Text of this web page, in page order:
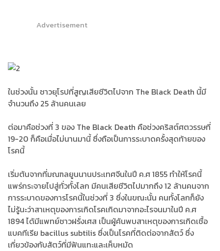
Advertisement
ในช่วงนั้น ชาวยุโรปที่สูญเสียชีวิตไปจาก The Black Death นี้มี
จำนวนถึง 25 ล้านคนเลย
ต่อมาคือช่วงที่ 3 ของ The Black Death คือช่วงคริสต์ศตวรรษที่
19-20 ก็คือเมื่อไม่นานมานี้ ซึ่งถือเป็นการระบาดครั้งสุดท้ายของ
โรคนี้
เริ่มต้นจากที่มณฑลยูนนานประเทศจีนในปี ค.ศ 1855 ทำให้โรคนี้
แพร่กระจายไปสู่ทั่วทั้งโลก มีคนเสียชีวิตไปมากถึง 12 ล้านคนจาก
การระบาดของการโรคนี้ในช่วงที่ 3 ซึ่งในขณะนั้น คนทั้งโลกก็ยัง
ไม่รู้นะว่าสาเหตุของการเกิดโรคเกิดมาจากอะไรจนมาในปี ค.ศ
1894 ได้มีแพทย์ชาวฝรั่งเศส เป็นผู้ค้นพบสาเหตุของการเกิดเชื้อ
แบคทีเรีย bacillus subtilis ซึ่งเป็นโรคที่ติดต่อจากสัตว์ ซึ่ง
เกี่ยวข้องกับสัตว์ที่มีฟันแทะและเห็บหมัด